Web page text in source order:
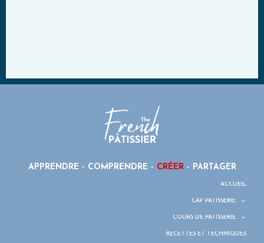
APPRENDRE - COMPRENDRE - CRÉER- PARTAGER
ACCUEIL
CAP PÂTISSERIE
COURS DE PÂTISSERIE
RECETTES ET TECHNIQUES